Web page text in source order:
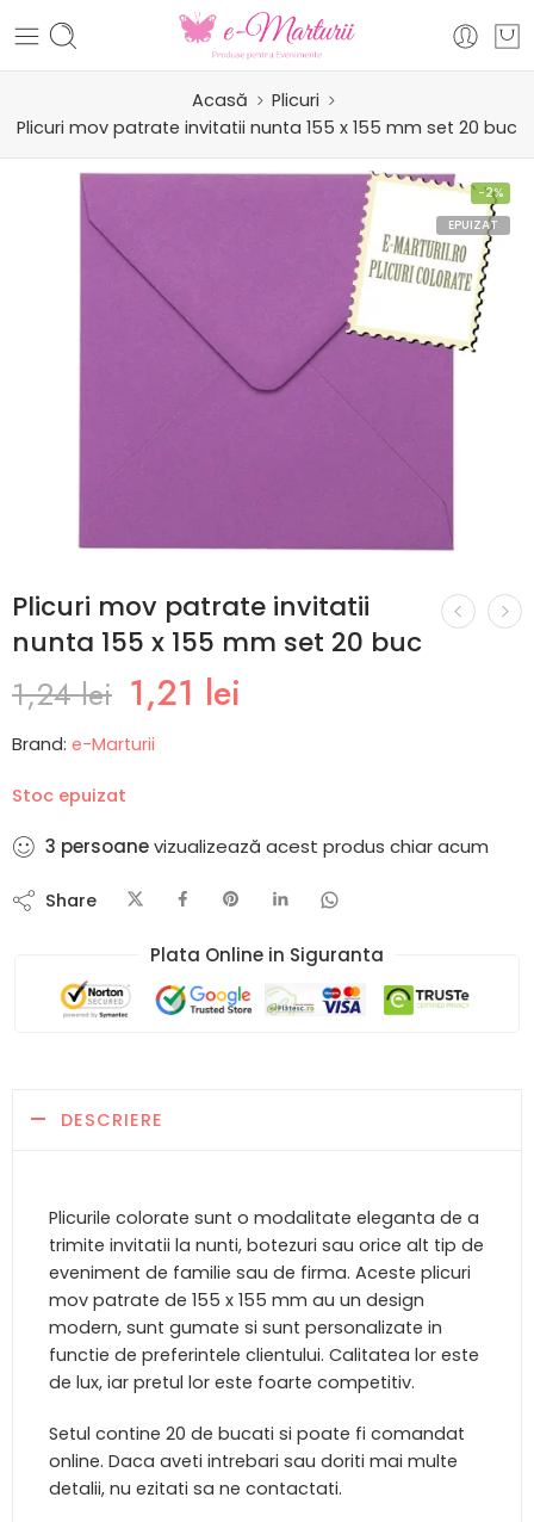
Acasă
Plicuri
Plicuri mov patrate invitatii nunta 155 x 155 mm set 20 buc
-2%
EPUIZAT
Plicuri mov patrate invitatii
nunta 155 x 155 mm set 20 buc
1,24lei 1,21 lei
Brand: e-Marturii
Stoc epuizat
3 persoanevizualizează acest produs chiar acum
Share
Plata Online in Siguranta​
DESCRIERE
Plicurile colorate sunt o modalitate eleganta de a
trimite invitatii la nunti, botezuri sau orice alt tip de
eveniment de familie sau de firma. Aceste plicuri
mov patrate de 155 x 155 mm au un design
modern, sunt gumate si sunt personalizate in
functie de preferintele clientului. Calitatea lor este
de lux, iar pretul lor este foarte competitiv.
Setul contine 20 de bucati si poate fi comandat
online. Daca aveti intrebari sau doriti mai multe
detalii, nu ezitati sa ne contactati.